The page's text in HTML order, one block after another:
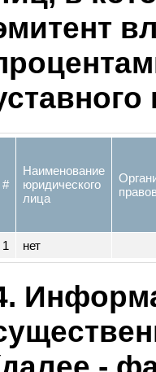
3.
лиц, в
эмитент
лица
1 нет